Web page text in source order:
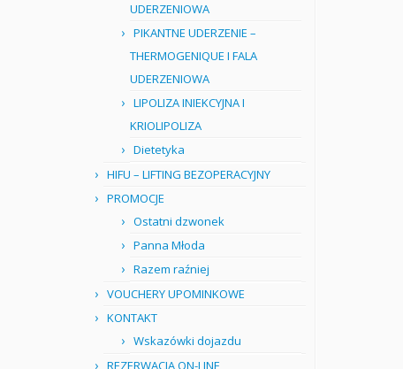
UDERZENIOWA
PIKANTNE UDERZENIE –
THERMOGENIQUE I FALA
UDERZENIOWA
LIPOLIZA INIEKCYJNA I
KRIOLIPOLIZA
Dietetyka
HIFU – LIFTING BEZOPERACYJNY
PROMOCJE
Ostatni dzwonek
Panna Młoda
Razem raźniej
VOUCHERY UPOMINKOWE
KONTAKT
Wskazówki dojazdu
REZERWACJA ON-LINE